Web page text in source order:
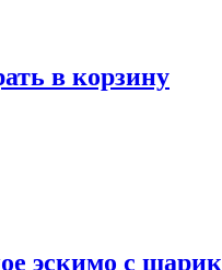
в корзину
эскимо с